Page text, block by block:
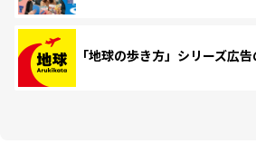
「地球の歩き方」シリーズ広